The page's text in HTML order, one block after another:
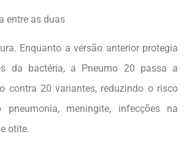
entre as duas
Enquanto a versão anterior protegia
da bactéria, a Pneumo 20 passa a
contra 20 variantes, reduzindo o risco
meningite, infecções na
otite.